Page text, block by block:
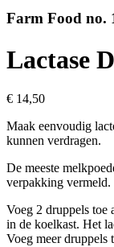
Farm Food no.
Lactase
€ 14,50
Maak eenvoudig
kunnen verdragen.
De meeste
verpakking vermeld.
Voeg 2 druppels toe
in de koelkast. Het
Voeg meer druppels